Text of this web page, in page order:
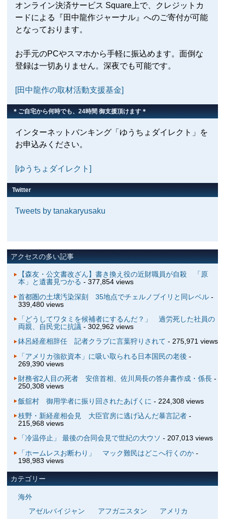
オンライン決済サービス Square上で、クレジットカ
ードによる『田中龍作ジャーナル』へのご寄付が可能
となっております。
お手元のPCやスマホから手軽に振込めます。面倒な
登録は一切ありません。深夜でも可能です。
[田中龍作の取材活動支援基金]
＊ご自宅から何時でも、24時間 御支援頂けます＊
インターネットバンキング「ゆうちょダイレクト」を
お申込みください。
[ゆうちょダイレクト]
Twitter
Tweets by tanakaryusaku
アクセスの多い記事
【森友・公文書改ざん】書き換え役の近財職員が自殺 「原
本」と遺書見つかる - 377,854 views
首都圏の土壌汚染深刻 35地点でチェルノブイリと同レベル-
339,480 views
「どうしてワタミを候補者にするんだ？」 過労死した社員の
両親、自民党に抗議 - 302,962 views
鉢呂経産相辞任 記者クラブに言葉狩りされて - 275,971 views
「アメリカ強欲資本」に吸い取られる日本国民の老後 -
269,390 views
財務省2人目の死者 安倍首相、佐川局長の答弁書作成・係長-
250,308 views
飯舘村 御用学者に振り回されたあげくに - 224,308 views
枝野・新経産相会見 大臣官房に逃げ込んだ暴言記者-
215,968 views
「冷温停止」 最後の合同会見で世紀の大ウソ - 207,013 views
「ホームレスお断わり」 マック難民はどこへ行くのか-
198,983 views
カテゴリー
海外
アゼルバイジャン
アフガニスタン
アメリカ